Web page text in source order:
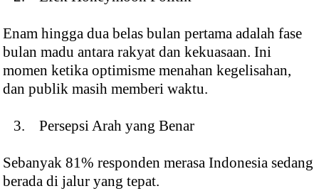
Enam hingga dua belas bulan pertama adalah fase
bulan madu antara rakyat dan kekuasaan. Ini
momen ketika optimisme menahan kegelisahan,
dan publik masih memberi waktu.
3. Persepsi Arah yang Benar
Sebanyak 81% responden merasa Indonesia sedang
berada di jalur yang tepat.